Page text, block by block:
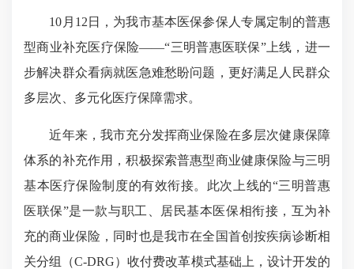
10月12日，为我市基本医保参保人专属定制的普惠
型商业补充医疗保险——“三明普惠医联保”上线，进一
步解决群众看病就医急难愁盼问题，更好满足人民群众
多层次、多元化医疗保障需求。
近年来，我市充分发挥商业保险在多层次健康保障
体系的补充作用，积极探索普惠型商业健康保险与三明
基本医疗保险制度的有效衔接。此次上线的“三明普惠
医联保”是一款与职工、居民基本医保相衔接，互为补
充的商业保险，同时也是我市在全国首创按疾病诊断相
关分组（C-DRG）收付费改革模式基础上，设计开发的